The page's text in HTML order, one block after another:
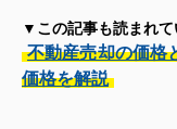
▼この記事も読まれて
不動産売却の価格
価格を解説